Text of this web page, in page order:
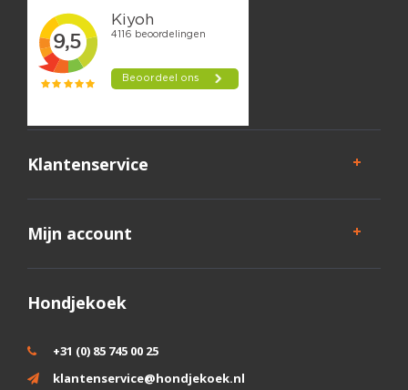
Klantenservice
Mijn account
Hondjekoek
+31 (0) 85 745 00 25
klantenservice@hondjekoek.nl